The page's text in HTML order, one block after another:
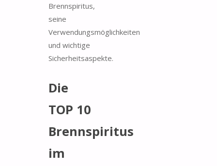
Brennspiritus,
seine
Verwendungsmöglichkeiten
und wichtige
Sicherheitsaspekte.
Die
TOP 10
Brennspiritus
im